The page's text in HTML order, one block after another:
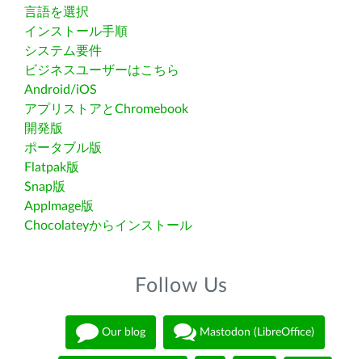
言語を選択
インストール手順
システム要件
ビジネスユーザーはこちら
Android/iOS
アプリストアとChromebook
開発版
ポータブル版
Flatpak版
Snap版
AppImage版
Chocolateyからインストール
Follow Us
Our blog Mastodon (LibreOffice)